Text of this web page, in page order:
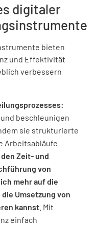
digitaler
bieten
und Effektivität
verbessern
beschleunigen
sie strukturierte
Arbeitsabläufe
Zeit- und
von
mehr auf die
Umsetzung von
kannst . Mit
einfach